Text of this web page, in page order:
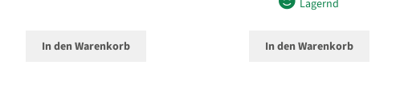
In den Warenkorb
Lagernd
In den Warenkorb